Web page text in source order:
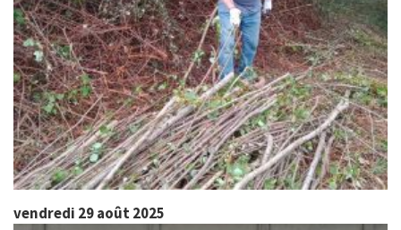
vendredi 29 août 2025